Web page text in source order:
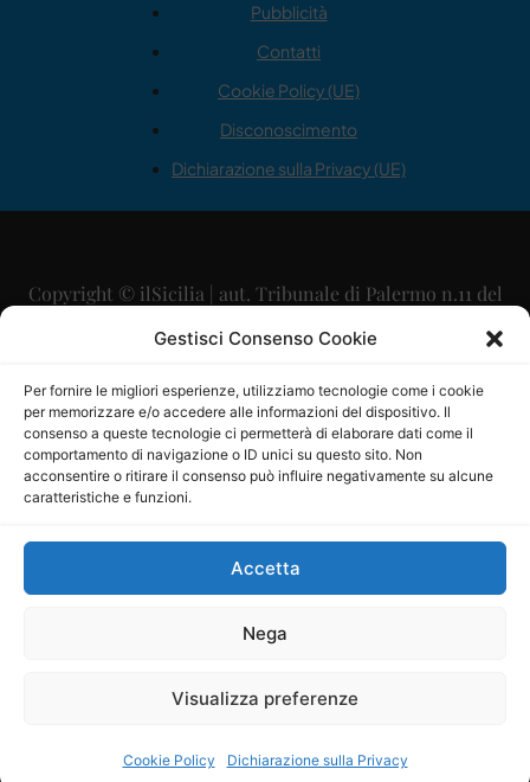
Gestisci Consenso Cookie
Per fornire le migliori esperienze, utilizziamo tecnologie come i cookie
per memorizzare e/o accedere alle informazioni del dispositivo. Il
consenso a queste tecnologie ci permetterà di elaborare dati come il
comportamento di navigazione o ID unici su questo sito. Non
acconsentire o ritirare il consenso può influire negativamente su alcune
caratteristiche e funzioni.
Accetta
Nega
Visualizza preferenze
Cookie Policy Dichiarazione sulla Privacy
Pubblicità
Contatti
Cookie Policy (UE)
Disconoscimento
Dichiarazione sulla Privacy (UE)
Copyright © ilSicilia | aut. Tribunale di Palermo n.11 del
29/09/2015
Direttore Editoriale: Maurizio Scaglione
Direttore Responsabile: Maria Calabrese
P.IVA: 06334930820
Mercurio Comunicazione Società Cooperativa a r.l. è
iscritta al Registro degli Operatori di Comunicazione al
Sito gestito daLa Digitale srl–info@ladigitale.it